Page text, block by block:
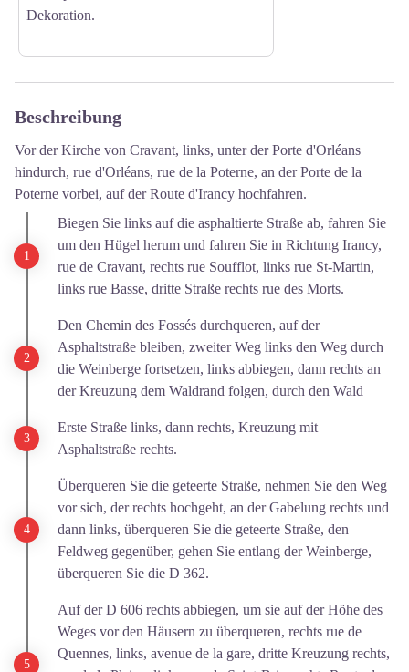
Dekoration.
Beschreibung
Vor der Kirche von Cravant, links, unter der Porte d'Orléans
hindurch, rue d'Orléans, rue de la Poterne, an der Porte de la
Poterne vorbei, auf der Route d'Irancy hochfahren.
Biegen Sie links auf die asphaltierte Straße ab, fahren Sie
um den Hügel herum und fahren Sie in Richtung Irancy,
rue de Cravant, rechts rue Soufflot, links rue St-Martin,
links rue Basse, dritte Straße rechts rue des Morts.
Den Chemin des Fossés durchqueren, auf der
Asphaltstraße bleiben, zweiter Weg links den Weg durch
die Weinberge fortsetzen, links abbiegen, dann rechts an
der Kreuzung dem Waldrand folgen, durch den Wald
Erste Straße links, dann rechts, Kreuzung mit
Asphaltstraße rechts.
Überqueren Sie die geteerte Straße, nehmen Sie den Weg
vor sich, der rechts hochgeht, an der Gabelung rechts und
dann links, überqueren Sie die geteerte Straße, den
Feldweg gegenüber, gehen Sie entlang der Weinberge,
überqueren Sie die D 362.
Auf der D 606 rechts abbiegen, um sie auf der Höhe des
Weges vor den Häusern zu überqueren, rechts rue de
Quennes, links, avenue de la gare, dritte Kreuzung rechts,